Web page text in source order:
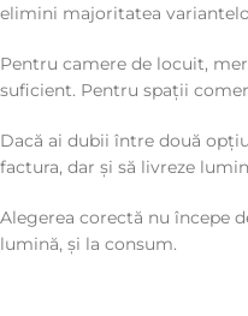
elimini majoritatea
Pentru camere de locuit,
suficient. Pentru spații
Dacă ai dubii între două
factura, dar și să livreze
Alegerea corectă nu începe
lumină, și la consum.